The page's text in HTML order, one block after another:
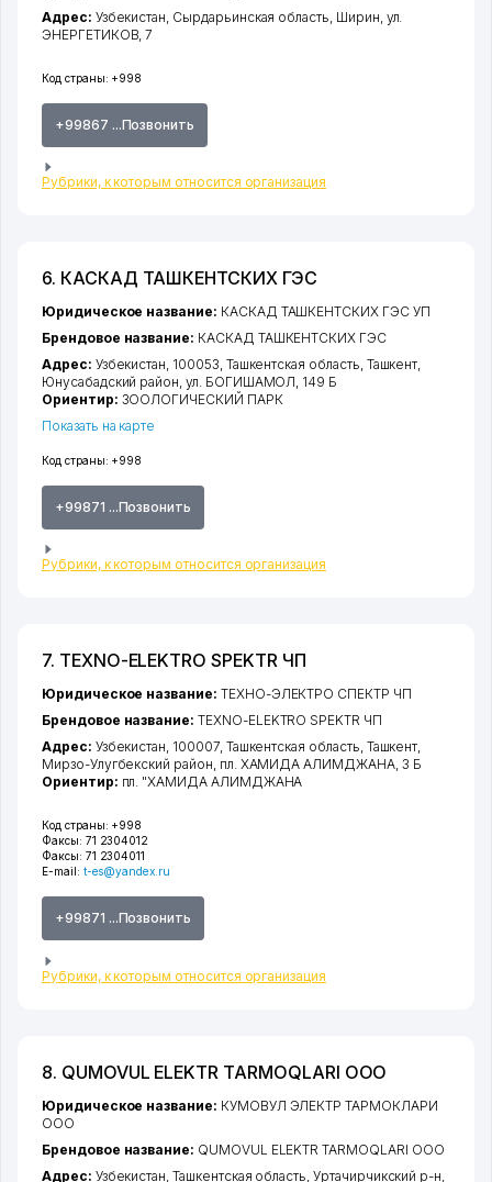
Код страны: +998
+99867 ...Позвонить
Рубрики, к которым относится организация
Адрес: Узбекистан, Сырдарьинская область Ширин ул.
ЭНЕРГЕТИКОВ , 7
6. КАСКАД ТАШКЕНТСКИХ ГЭС
Код страны: +998
+99871 ...Позвонить
Рубрики, к которым относится организация
Юридическое название: КАСКАД ТАШКЕНТСКИХ ГЭС УП
Брендовое название: КАСКАД ТАШКЕНТСКИХ ГЭС
Адрес: Узбекистан, 100053, Ташкентская область, Ташкент,
Юнусабадский район,ул. БОГИШАМОЛ, 149 Б
Ориентир: ЗООЛОГИЧЕСКИЙ ПАРК
Показать на карте
7. TEXNO-ELEKTRO SPEKTR ЧП
Код страны: +998
Факсы: 71 2304012
Факсы: 71 2304011
E-mail: t-es@yandex.ru
+99871 ...Позвонить
Рубрики, к которым относится организация
Юридическое название: ТЕХНО-ЭЛЕКТРО СПЕКТР ЧП
Брендовое название: TEXNO-ELEKTRO SPEKTR ЧП
Адрес: Узбекистан, 100007, Ташкентская область, Ташкент,
Мирзо-Улугбекский район, пл. ХАМИДА АЛИМДЖАНА, 3 Б
Ориентир: пл. "ХАМИДА АЛИМДЖАНА
8. QUMOVUL ELEKTR TARMOQLARI ООО
Юридическое название: КУМОВУЛ ЭЛЕКТР ТАРМОКЛАРИ
ООО
Брендовое название: QUMOVUL ELEKTR TARMOQLARI ООО
Адрес: Узбекистан,Ташкентская область ,Уртачирчикский р-н